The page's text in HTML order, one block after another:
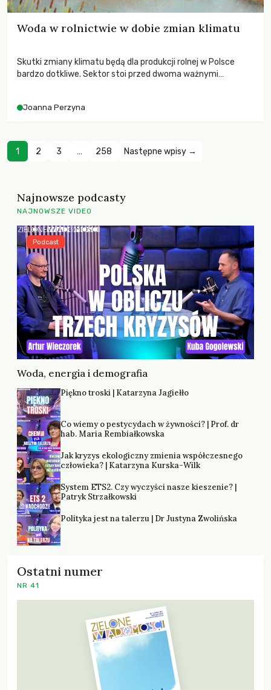
Woda w rolnictwie w dobie zmian klimatu
Skutki zmiany klimatu będą dla produkcji rolnej w Polsce
bardzo dotkliwe. Sektor stoi przed dwoma ważnymi
zachodzących zmian klimatycznych. Wymagać to będzie
Joanna Perzyna
1 2 3 … 258 Następne wpisy →
Najnowsze podcasty
NAJNOWSZE VIDEO
Woda, energia i demografia
Podcast
Piękno troski | Katarzyna Jagiełło
Co wiemy o pestycydach w żywności? | Prof. dr
hab. Maria Rembiałkowska
Jak kryzys ekologiczny zmienia współczesnego
człowieka? | Katarzyna Kurska-Wilk
System ETS2. Czy wyczyści nasze kieszenie? |
Patryk Strzałkowski
Polityka jest na talerzu | Dr Justyna Zwolińska
Ostatni numer
NR 41